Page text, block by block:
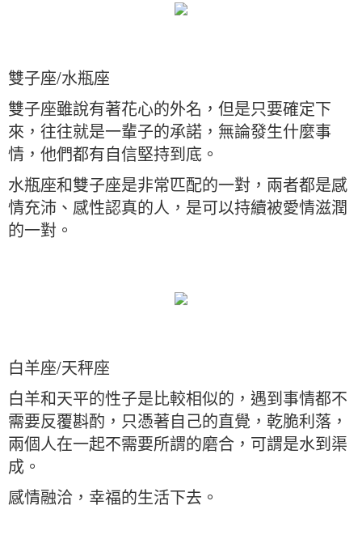
雙子座/水瓶座
雙子座雖說有著花心的外名，但是只要確定下
來，往往就是一輩子的承諾，無論發生什麼事
情，他們都有自信堅持到底。
水瓶座和雙子座是非常匹配的一對，兩者都是感
情充沛、感性認真的人，是可以持續被愛情滋潤
的一對。
白羊座/天秤座
白羊和天平的性子是比較相似的，遇到事情都不
需要反覆斟酌，只憑著自己的直覺，乾脆利落，
兩個人在一起不需要所謂的磨合，可謂是水到渠
成。
感情融洽，幸福的生活下去。